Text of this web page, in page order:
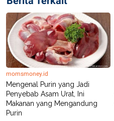
momsmoney.id
Mengenal Purin yang Jadi
Penyebab Asam Urat, Ini
Makanan yang Mengandung
Purin